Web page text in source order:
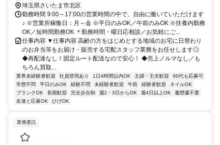
原徒歩約13分
埼玉県さいたま市北区
勤務時間 9:00～17:00の営業時間の中で、自由に働いていただけます
♪ ※営業所稼働日：月～金 ※平日のみOK／午前のみOK ※扶養内勤務
OK／短時間勤務OK ＊勤務時間・曜日応相談／お気軽にご...
仕事内容 ▼仕事内容 高齢の方をはじめとする地域のお宅に日替わり
のお弁当等をお届け・販売する宅配スタッフ業務をお任せします◎
◆再配達なし！固定ルート配送なので安心！ ◆売上ノルマなし／も
ちろん買取...
業界未経験者歓迎 社員登用あり 1日4時間以内OK 主婦・主夫歓迎
60代も応募可
学歴不問
平日のみOK 経験不問 未経験者歓迎 午前 経験者歓迎
ネイルOK
ブランクOK
長期歓迎 完全歩合制 週2・3日からOK 週4日以上OK
履歴書不要
友達と応募OK
ひげOK
業務委託